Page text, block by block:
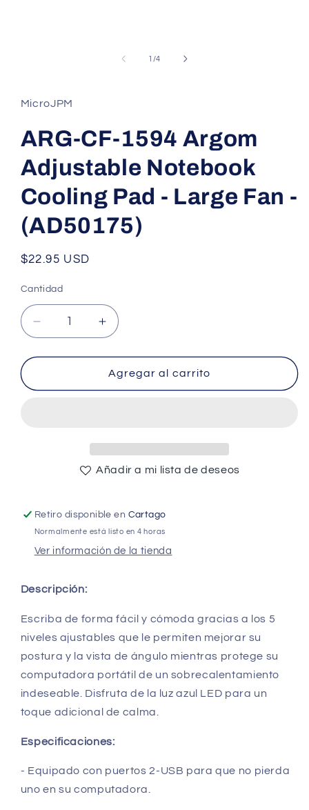
ventana
modal
1 /de
4
MicroJPM
ARG-CF-1594 Argom
Adjustable Notebook
Cooling Pad - Large Fan -
(AD50175)
Precio
$22.95 USD
Cantidad
Cantidad
Reducir
cantidad
para
CF-
Cooling
Large
Fan
(AD50175)
Aumentar
cantidad
para
ARG-
CF-
Cooling
Large
Fan
(AD50175)
Agregar al carrito
Añadir a mi lista de deseos
Retiro disponible en Cartago
Normalmente está listo en 4 horas
Ver información de la tienda
Descripción:
Escriba de forma fácil y cómoda gracias a los 5
niveles ajustables que le permiten mejorar su
postura y la vista de ángulo mientras protege su
computadora portátil de un sobrecalentamiento
indeseable. Disfruta de la luz azul LED para un
toque adicional de calma.
Especificaciones:
- Equipado con puertos 2-USB para que no pierda
uno en su computadora.